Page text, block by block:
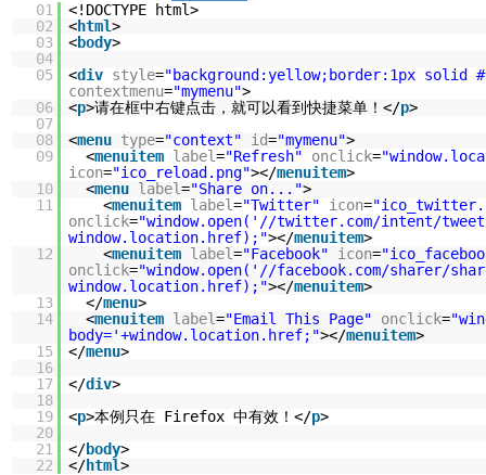
01
<!DOCTYPE html>
02
<html>
03
<body>
04
05
<div style="background:yellow;border:1px solid
contextmenu="mymenu">
06
<p>请在框中右键点击，就可以看到快捷菜单！</p>
07
08
<menu type="context" id="mymenu">
09
<menuitem label="Refresh" onclick=
icon="ico_reload.png"></menuitem>
10
<menu label="Share on...">
11
<menuitem label="Twitter" icon=
onclick="window.open('//twitter.com/intent/
window.location.href);"></menuitem>
12
<menuitem label="Facebook" icon=
onclick="window.open('//facebook.com/sharer/
window.location.href);"></menuitem>
13
</menu>
14
<menuitem label="Email This Page" onclick=
body='+window.location.href;"></menuitem>
15
</menu>
16
17
</div>
18
19
<p>本例只在 Firefox 中有效！</p>
20
21
</body>
22
</html>